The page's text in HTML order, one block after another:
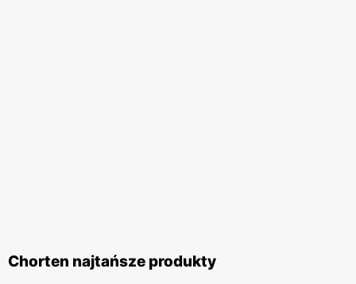
zakupy jeszcze bardziej opłacalnymi. Dzięki szerokiemu
Chorten najtańsze produkty